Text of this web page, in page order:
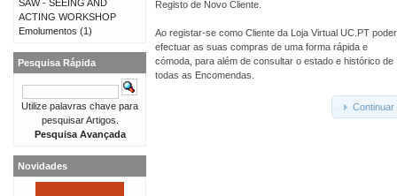
Registo de Novo Cliente.
Ao registar-se como Cliente da Loja Virtual UC.PT
efectuar as suas compras de uma forma rápida e
cómoda, para além de consultar o estado e histórico de
todas as Encomendas.
Continuar
SAW - SEEING AND
ACTING WORKSHOP
Emolumentos (1)
Pesquisa Rápida
Utilize palavras chave para
pesquisar Artigos.
Pesquisa Avançada
Novidades